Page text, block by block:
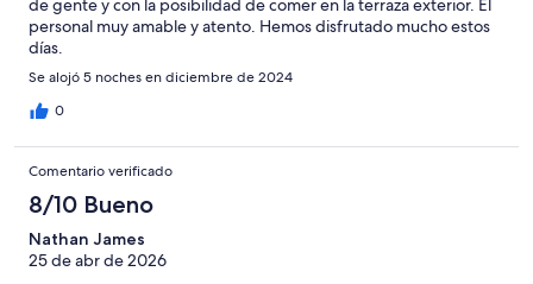
de gente y con la posibilidad de comer en la terraza exterior. El
personal muy amable y atento. Hemos disfrutado mucho estos
días.
Se alojó 5 noches en diciembre de 2024
0
Comentario verificado
8/10 Bueno
Nathan James
25 de abr de 2026